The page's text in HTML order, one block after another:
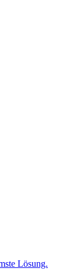
Lösung.